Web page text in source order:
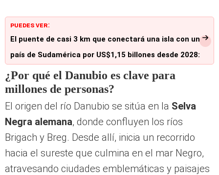
PUEDES VER:
El puente de casi 3 km que conectará una isla con un
país de Sudamérica por US$1,15 billones desde 2028:
cruce duraría 3 minutos
¿Por qué el Danubio es clave para
millones de personas?
El origen del río Danubio se sitúa en la Selva
Negra alemana, donde confluyen los ríos
Brigach y Breg. Desde allí, inicia un recorrido
hacia el sureste que culmina en el mar Negro,
atravesando ciudades emblemáticas y paisajes